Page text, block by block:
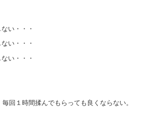
い・・・
い・・・
い・・・
回１時間揉んでもらっても良くならない。